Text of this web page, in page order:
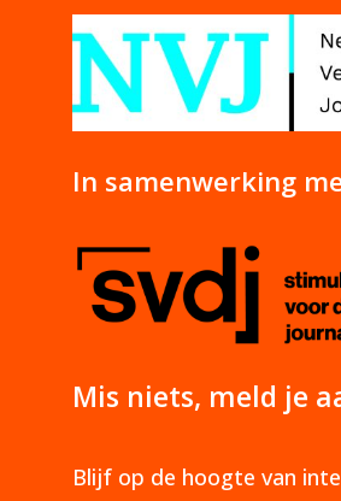
In samenwerking
Mis niets, meld je
Blijf op de hoogte van